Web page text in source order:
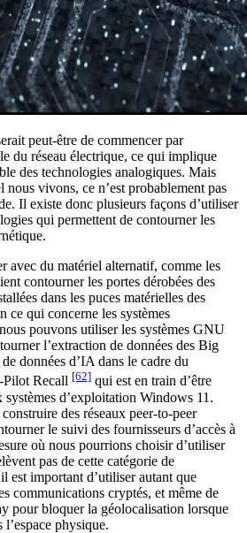
peut-être de commencer par
du réseau électrique, ce qui implique
des technologies analogiques. Mais
nous vivons, ce n’est probablement pas
Il existe donc plusieurs façons d’utiliser
qui permettent de contourner les
avec du matériel alternatif, comme les
contourner les portes dérobées des
dans les puces matérielles des
ce qui concerne les systèmes
pouvons utiliser les systèmes GNU
l’extraction de données des Big
données d’IA dans le cadre du
Recall [62] qui est en train d’être
systèmes d’exploitation Windows 11.
des réseaux peer-to-peer
le suivi des fournisseurs d’accès à
où nous pourrions choisir d’utiliser
pas de cette catégorie de
est important d’utiliser autant que
communications cryptés, et même de
pour bloquer la géolocalisation lorsque
physique.